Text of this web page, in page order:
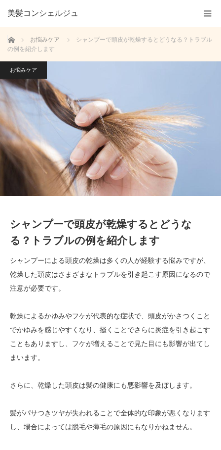
美髪コンシェルジュ
ホーム お悩みケア
シャンプーで頭皮が乾燥するとどうなる？トラブル
の例を紹介します
お悩みケア
シャンプーで頭皮が乾燥するとどうな
る？トラブルの例を紹介します
シャンプーによる頭皮の乾燥は多くの人が経験する悩みですが、
乾燥した頭皮はさまざまなトラブルを引き起こす原因になるので
注意が必要です。
乾燥によるかゆみやフケが代表的な症状で、頭皮がかさつくこと
でかゆみを感じやすくなり、掻くことでさらに炎症を引き起こす
こともありますし、フケが増えることで見た目にも影響が出てし
まいます。
さらに、乾燥した頭皮は髪の健康にも悪影響を及ぼします。
髪がパサつきツヤが失われることで全体的な印象が悪くなります
し、場合によっては脱毛や薄毛の原因にもなりかねません。